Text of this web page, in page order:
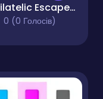
Philatelic Escape - Fauna Album 4
0 (0 Голосів)